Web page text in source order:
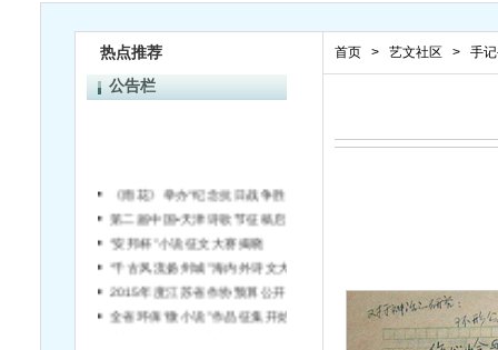
热点推荐
公告栏
第二届中国•天津诗歌节征稿启事
“安邦杯”小说征文大赛揭晓
首页 > 艺文社区 > 手